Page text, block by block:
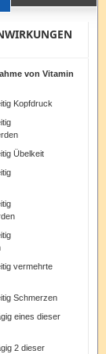
von Vitamin
Kopfdruck
Übelkeit
vermehrte
Schmerzen
eines dieser
2 dieser